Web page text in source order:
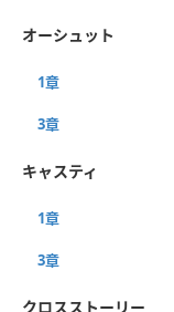
オーシュット
1章
3章
キャスティ
1章
3章
クロスストーリー